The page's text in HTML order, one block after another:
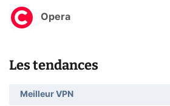
Opera
Les tendances
Meilleur VPN